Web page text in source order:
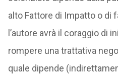
alto Fattore di Impatto o di
l’autore avrà il coraggio di
rompere una trattativa
quale dipende